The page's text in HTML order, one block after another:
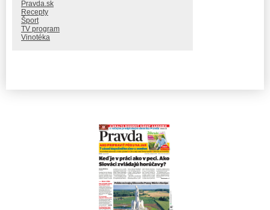
Pravda.sk
Recepty
Šport
TV program
Vinotéka